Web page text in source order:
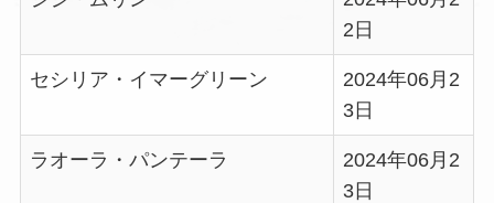
2日
セシリア・イマーグリーン
2024年06月2
3日
ラオーラ・パンテーラ
2024年06月2
3日